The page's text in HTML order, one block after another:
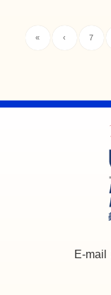
« ‹ 7
E-mail